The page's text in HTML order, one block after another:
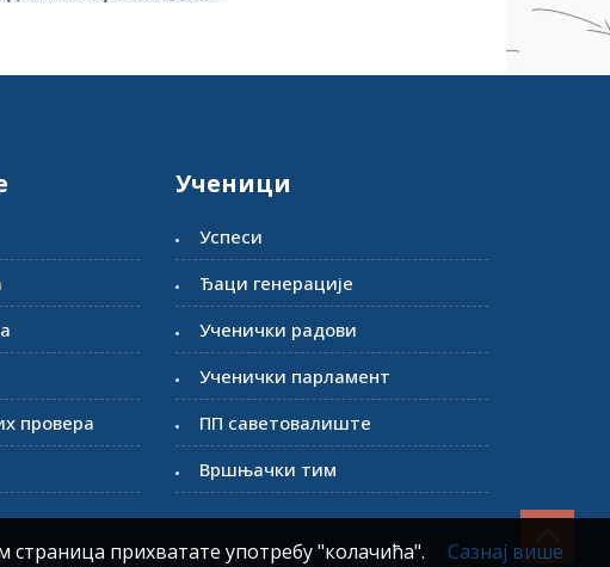
провера
Ученици
Успеси
Ђаци генерације
Ученички радови
Ученички парламент
ПП саветовалиште
Вршњачки тим
прихватате употребу "колачића". Сазнај више